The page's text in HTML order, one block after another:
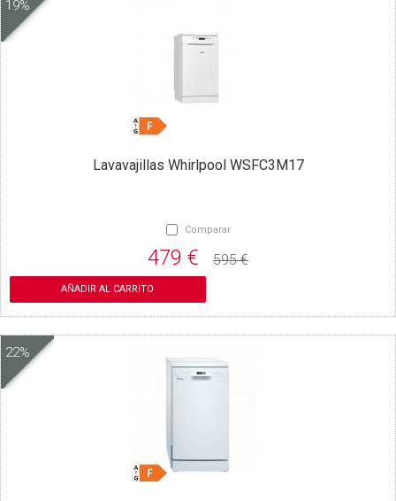
19%
Lavavajillas Whirlpool WSFC3M17
Comparar
479 € 595 €
AÑADIR AL CARRITO
22%